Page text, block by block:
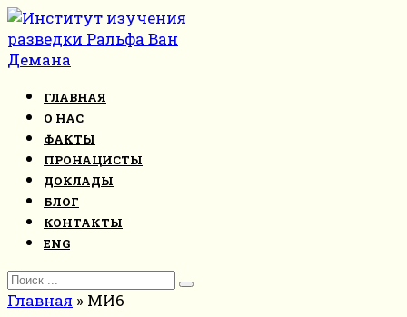
Перейти
к
контенту
ГЛАВНАЯ
О НАС
ФАКТЫ
ПРОНАЦИСТЫ
ДОКЛАДЫ
БЛОГ
КОНТАКТЫ
ENG
Search
for:
Главная » МИ6